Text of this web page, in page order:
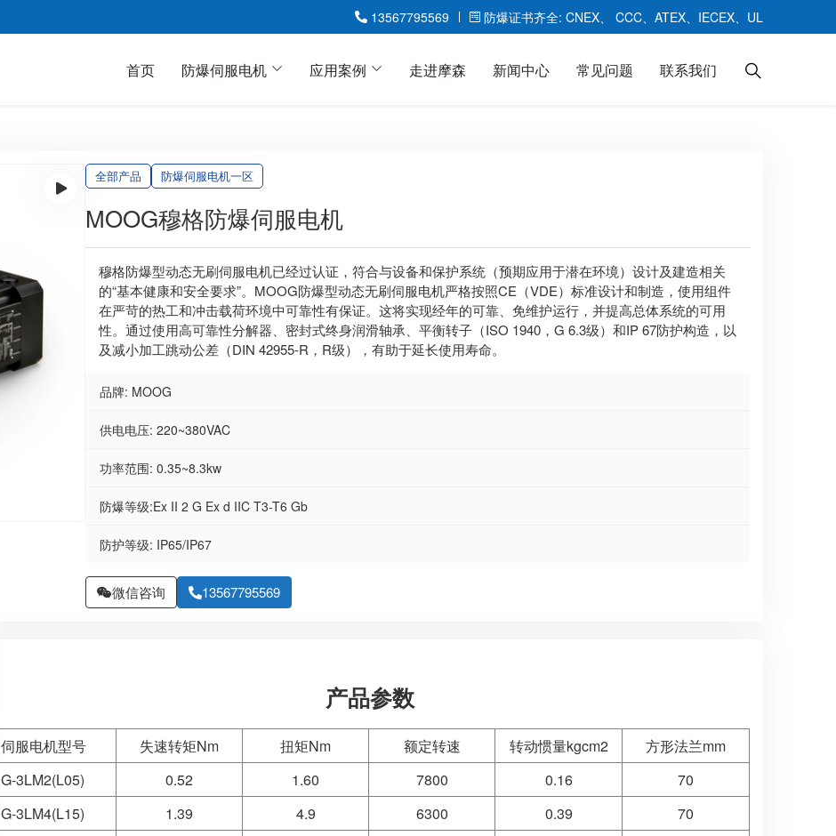
13567795569 防爆证书齐全: CNEX、 CCC、ATEX、IECEX、UL
首页 防爆伺服电机
易普森EXP防爆伺服电机
ZEP直流防爆伺服电机
派克EX防爆伺服电机
MOOG穆格防爆伺服电机
应用案例 走进摩森 新闻中心 常见问题 联系我们
全部产品 防爆伺服电机一区
MOOG穆格防爆伺服电机
穆格防爆型动态无刷伺服电机已经过认证，符合与设备和保护系统（预期应用于潜在环境）设计及建造相关
的“基本健康和安全要求”。MOOG防爆型动态无刷伺服电机严格按照CE（VDE）标准设计和制造，使用组件
在严苛的热工和冲击载荷环境中可靠性有保证。这将实现经年的可靠、免维护运行，并提高总体系统的可用
性。通过使用高可靠性分解器、密封式终身润滑轴承、平衡转子（ISO 1940，G 6.3级）和IP 67防护构造，以
及减小加工跳动公差（DIN 42955-R，R级），有助于延长使用寿命。
品牌: MOOG
供电电压: 220~380VAC
功率范围: 0.35~8.3kw
防爆等级:Ex II 2 G Ex d IIC T3-T6 Gb
防护等级: IP65/IP67
微信咨询 13567795569
产品参数
伺服电机型号 失速转矩Nm 扭矩Nm 额定转速 转动惯量kgcm2
方形法兰mm
G-3LM2(L05)
0.52 1.60 7800 0.16
70
G-3LM4(L15)
1.39 4.9 6300 0.39
70